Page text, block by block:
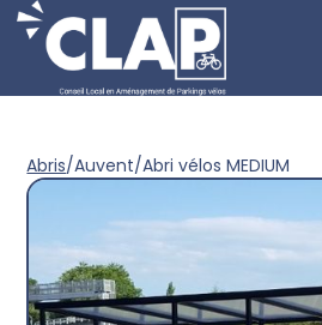
Abris/Auvent/Abri vélos MEDIUM